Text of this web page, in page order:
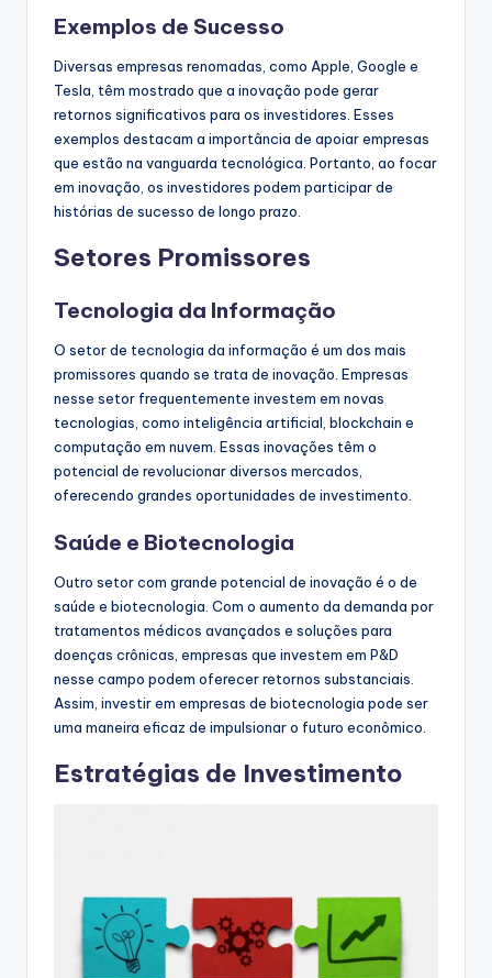
Exemplos de Sucesso
Diversas empresas renomadas, como Apple, Google e
Tesla, têm mostrado que a inovação pode gerar
retornos significativos para os investidores. Esses
exemplos destacam a importância de apoiar empresas
que estão na vanguarda tecnológica. Portanto, ao focar
em inovação, os investidores podem participar de
histórias de sucesso de longo prazo.
Setores Promissores
Tecnologia da Informação
O setor de tecnologia da informação é um dos mais
promissores quando se trata de inovação. Empresas
nesse setor frequentemente investem em novas
tecnologias, como inteligência artificial, blockchain e
computação em nuvem. Essas inovações têm o
potencial de revolucionar diversos mercados,
oferecendo grandes oportunidades de investimento.
Saúde e Biotecnologia
Outro setor com grande potencial de inovação é o de
saúde e biotecnologia. Com o aumento da demanda por
tratamentos médicos avançados e soluções para
doenças crônicas, empresas que investem em P&D
nesse campo podem oferecer retornos substanciais.
Assim, investir em empresas de biotecnologia pode ser
uma maneira eficaz de impulsionar o futuro econômico.
Estratégias de Investimento